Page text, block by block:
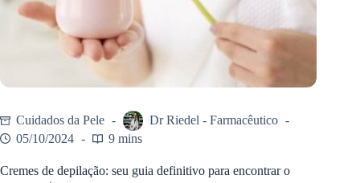
Cuidados da Pele
Dr Riedel - Farmacêutico
05/10/2024
9 mins
Cremes de depilação: seu guia definitivo para encontrar o